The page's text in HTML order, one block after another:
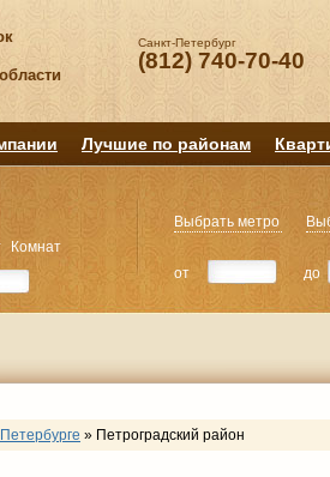
Санкт-Петербург
(812) 740-70-40
Лучшие по районам
Комнат
Выбрать метро
от до
» Петроградский район